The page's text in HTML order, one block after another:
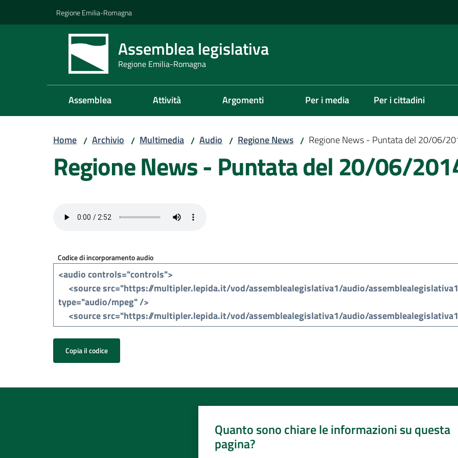
Regione Emilia-Romagna
Assemblea legislativa
Regione Emilia-Romagna
Assemblea Attività Argomenti Per i media Per i cittadini
Home / Archivio / Multimedia / Audio / Regione News / Regione News - Puntata del 20/06/
Regione News - Puntata del 20/06/
Codice di incorporamento audio
Copia il codice
Quanto sono chiare le informazioni su questa
pagina?